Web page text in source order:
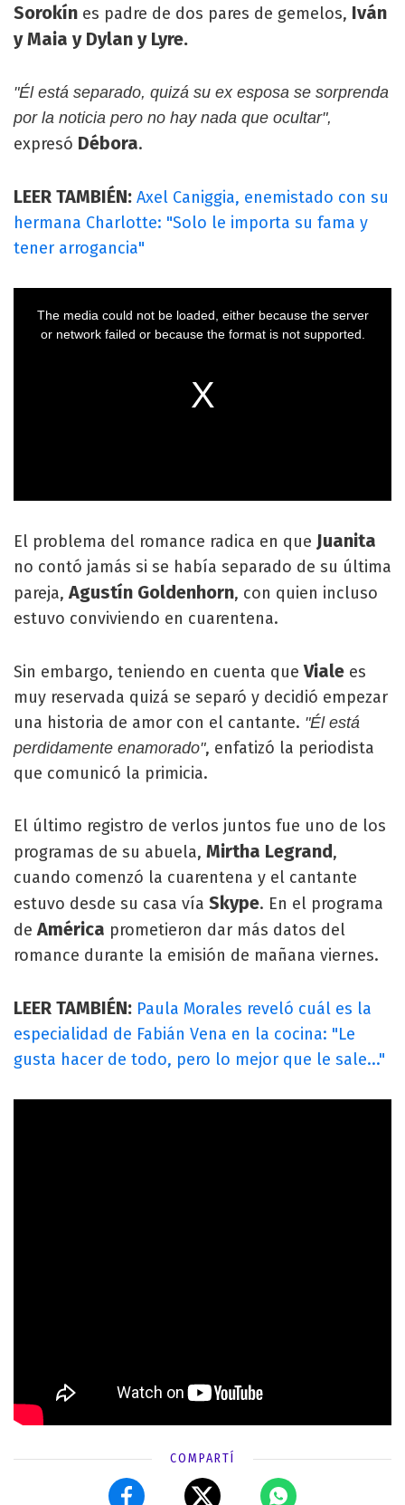
Sorokín es padre de dos pares de gemelos, Iván
y Maia y Dylan y Lyre.
"Él está separado, quizá su ex esposa se sorprenda
por la noticia pero no hay nada que ocultar",
expresó Débora.
LEER TAMBIÉN: Axel Caniggia, enemistado con su
hermana Charlotte: "Solo le importa su fama y
tener arrogancia"
El problema del romance radica en que Juanita
no contó jamás si se había separado de su última
pareja,Agustín Goldenhorn, con quien incluso
estuvo conviviendo en cuarentena.
Sin embargo, teniendo en cuenta que Viale es
muy reservada quizá se separó y decidió empezar
una historia de amor con el cantante. "Él está
perdidamente enamorado", enfatizó la periodista
que comunicó la primicia.
El último registro de verlos juntos fue uno de los
programas de su abuela, Mirtha Legrand,
cuando comenzó la cuarentena y el cantante
estuvo desde su casa vía Skype. En el programa
deAmérica prometieron dar más datos del
romance durante la emisión de mañana viernes.
LEER TAMBIÉN: Paula Morales reveló cuál es la
especialidad de Fabián Vena en la cocina: "Le
gusta hacer de todo, pero lo mejor que le sale..."
COMPARTÍ